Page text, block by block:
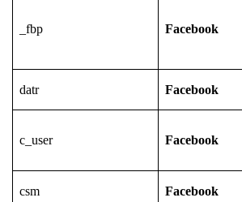
_fbp Facebook
datr Facebook
c_user Facebook
csm Facebook